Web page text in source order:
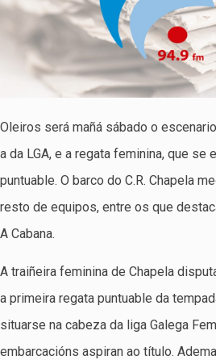
Oleiros será mañá sábado o
a da LGA, e a regata feminina, que se
puntuable. O barco do C.R. Chapela
resto de equipos, entre os que
A Cabana.
A traiñeira feminina de Chapela
a primeira regata puntuable da
situarse na cabeza da liga Galega
embarcacións aspiran ao título.